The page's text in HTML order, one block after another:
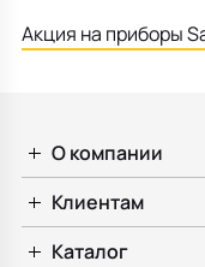
Акция на приборы
О компании
Клиентам
Каталог